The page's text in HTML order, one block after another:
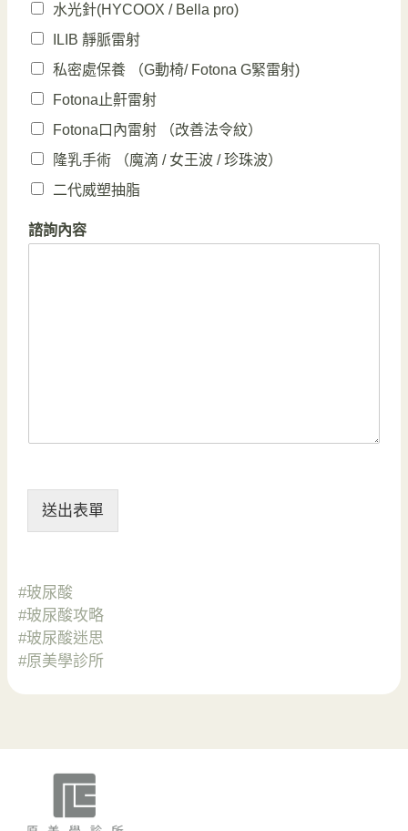
水光針(HYCOOX / Bella pro)
ILIB 靜脈雷射
私密處保養 （G動椅/ Fotona G緊雷射)
Fotona止鼾雷射
Fotona口內雷射 （改善法令紋）
隆乳手術 （魔滴 / 女王波 / 珍珠波）
二代威塑抽脂
諮詢內容
送出表單
#玻尿酸
#玻尿酸攻略
#玻尿酸迷思
#原美學診所